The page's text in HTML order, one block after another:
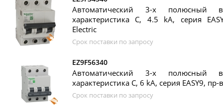
Автоматический 3-х полюсный
характеристика C, 4.5 kA, серия
Electric
Срок поставки по запросу
EZ9F56340
Автоматический 3-х полюсный
характеристика C, 6 kA, серия EASY9,
Срок поставки по запросу